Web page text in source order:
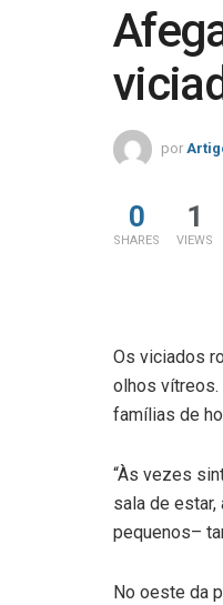
por
0
SHARES
1
VIEWS
Os viciados
olhos vítreos.
famílias de
“Às vezes
sala de estar,
pequenos–
No oeste da